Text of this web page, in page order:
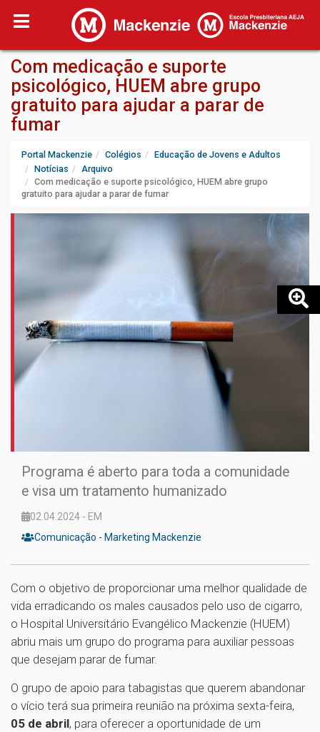
Com medicação e suporte
psicológico, HUEM abre grupo
gratuito para ajudar a parar de
fumar
Portal Mackenzie Colégios
Educação de Jovens e Adultos
Notícias
Arquivo
Com medicação e suporte psicológico, HUEM abre grupo
gratuito para ajudar a parar de fumar
Programa é aberto para toda a comunidade
e visa um tratamento humanizado
02.04.2024 - EM
Comunicação - Marketing Mackenzie
Com o objetivo de proporcionar uma melhor qualidade de
vida erradicando os males causados pelo uso de cigarro,
o Hospital Universitário Evangélico Mackenzie (HUEM)
abriu mais um grupo do programa para auxiliar pessoas
que desejam parar de fumar.
O grupo de apoio para tabagistas que querem abandonar
o vício terá sua primeira reunião na próxima sexta-feira,
05 de abril, para oferecer a oportunidade de um